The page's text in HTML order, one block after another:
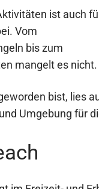
ist auch
Vom
bis zum
mangelt es nicht.
bist, lies
Umgebung für